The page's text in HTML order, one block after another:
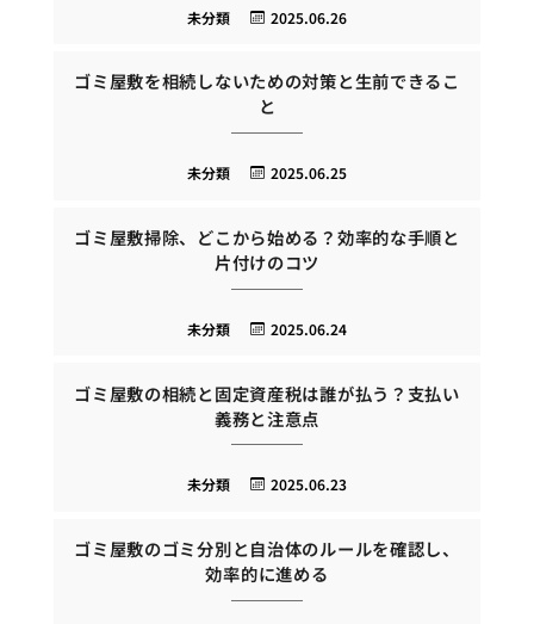
2025.06.26
未分類
ゴミ屋敷を相続しないための対策と生前できるこ
と
2025.06.25
未分類
ゴミ屋敷掃除、どこから始める？効率的な手順と
片付けのコツ
2025.06.24
未分類
ゴミ屋敷の相続と固定資産税は誰が払う？支払い
義務と注意点
2025.06.23
未分類
ゴミ屋敷のゴミ分別と自治体のルールを確認し、
効率的に進める